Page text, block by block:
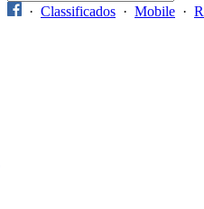
· Classificados · Mobile ·